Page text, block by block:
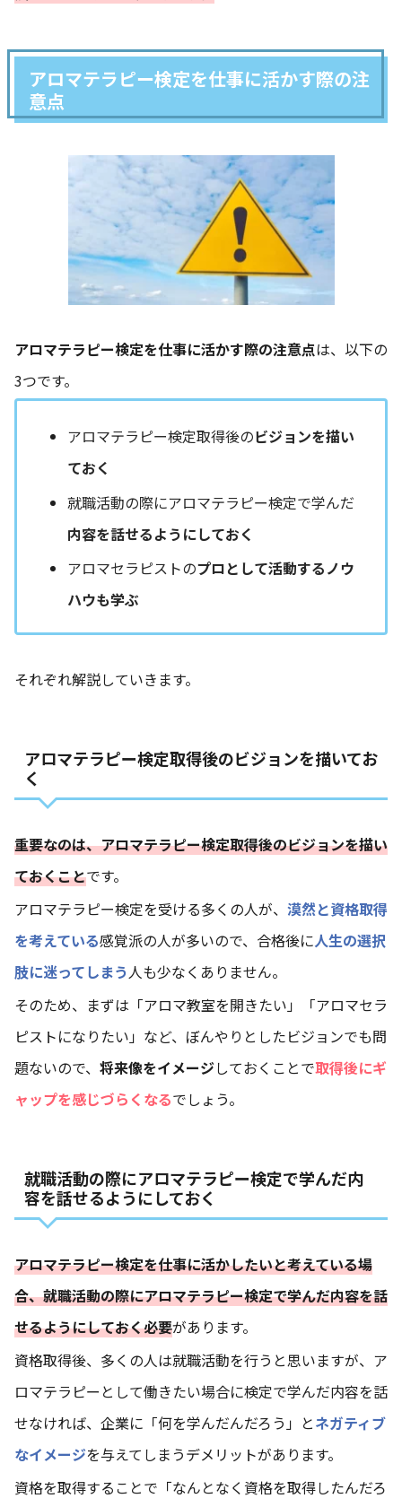
アロマテラピー検定を仕事に活かす際の注
意点
アロマテラピー検定を仕事に活かす際の注意点は、以下の
3つです。
アロマテラピー検定取得後のビジョンを描い
ておく
就職活動の際にアロマテラピー検定で学んだ
内容を話せるようにしておく
アロマセラピストのプロとして活動するノウ
ハウも学ぶ
それぞれ解説していきます。
アロマテラピー検定取得後のビジョンを描いてお
く
重要なのは、アロマテラピー検定取得後のビジョンを描い
ておくことです。
アロマテラピー検定を受ける多くの人が、 漠然と資格取得
を考えている感覚派の人が多いので、合格後に人生の選択
肢に迷ってしまう人も少なくありません。
そのため、まずは「アロマ教室を開きたい」「アロマセラ
ピストになりたい」など、ぼんやりとしたビジョンでも問
題ないので、 将来像をイメージしておくことで取得後にギ
ャップを感じづらくなるでしょう。
就職活動の際にアロマテラピー検定で学んだ内
容を話せるようにしておく
アロマテラピー検定を仕事に活かしたいと考えている場
合、就職活動の際にアロマテラピー検定で学んだ内容を話
せるようにしておく必要があります。
資格取得後、多くの人は就職活動を行うと思いますが、ア
ロマテラピーとして働きたい場合に検定で学んだ内容を話
せなければ、企業に「何を学んだんだろう」とネガティブ
なイメージを与えてしまうデメリットがあります。
資格を取得することで「なんとなく資格を取得したんだろ